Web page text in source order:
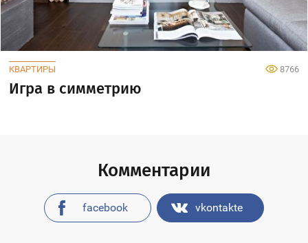
КВАРТИРЫ 8766
Игра в симметрию
Комментарии
facebook vkontakte